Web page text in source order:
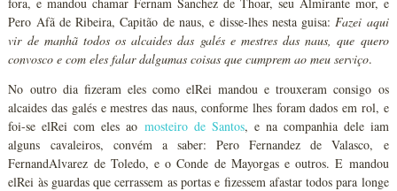
Pero Afã de Ribeira, Capitão de naus, e disse-lhes nesta guisa:Fazei aqui
vir de manhã todos os alcaides das galés e mestres das naus, que quero
convosco e com eles falar dalgumas coisas que cumprem ao meu serviço.
No outro dia fizeram eles como elRei mandou e trouxeram consigo os
alcaides das galés e mestres das naus, conforme lhes foram dados em rol, e
foi-se elRei com eles ao mosteiro de Santos, e na companhia dele iam
alguns cavaleiros, convém a saber: Pero Fernandez de Valasco, e
FernandAlvarez de Toledo, e o Conde de Mayorgas e outros. E mandou
elRei às guardas que cerrassem as portas e fizessem afastar todos para longe